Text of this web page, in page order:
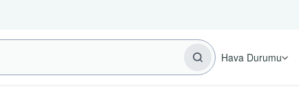
Hava Durumu